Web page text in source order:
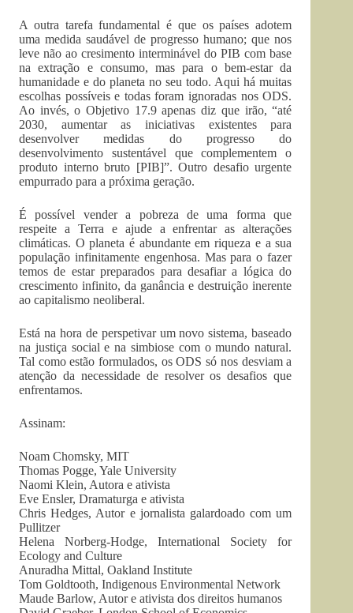
A outra tarefa fundamental é que os países adotem
uma medida saudável de progresso humano; que nos
leve não ao cresimento interminável do PIB com base
na extração e consumo, mas para o bem-estar da
humanidade e do planeta no seu todo. Aqui há muitas
escolhas possíveis e todas foram ignoradas nos ODS.
Ao invés, o Objetivo 17.9 apenas diz que irão, “até
2030, aumentar as iniciativas existentes para
desenvolver medidas do progresso do
desenvolvimento sustentável que complementem o
produto interno bruto [PIB]”. Outro desafio urgente
empurrado para a próxima geração.
É possível vender a pobreza de uma forma que
respeite a Terra e ajude a enfrentar as alterações
climáticas. O planeta é abundante em riqueza e a sua
população infinitamente engenhosa. Mas para o fazer
temos de estar preparados para desafiar a lógica do
crescimento infinito, da ganância e destruição inerente
ao capitalismo neoliberal.
Está na hora de perspetivar um novo sistema, baseado
na justiça social e na simbiose com o mundo natural.
Tal como estão formulados, os ODS só nos desviam a
atenção da necessidade de resolver os desafios que
enfrentamos.
Assinam:
Noam Chomsky, MIT
Thomas Pogge, Yale University
Naomi Klein, Autora e ativista
Eve Ensler, Dramaturga e ativista
Chris Hedges, Autor e jornalista galardoado com um
Pullitzer
Helena Norberg-Hodge, International Society for
Ecology and Culture
Anuradha Mittal, Oakland Institute
Tom Goldtooth, Indigenous Environmental Network
Maude Barlow, Autor e ativista dos direitos humanos